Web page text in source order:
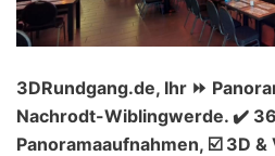
3DRundgang.de, Ihr ⏩
Nachrodt-Wiblingwerde. ✔️
Panoramaaufnahmen, ☑️ 3D &